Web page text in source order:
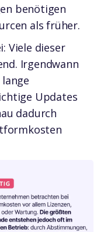
benötigen
als früher.
Viele dieser
Irgendwann
Updates
dadurch